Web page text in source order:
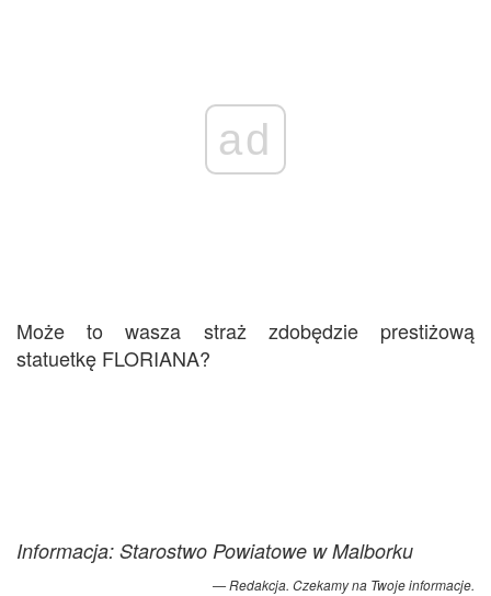
ad
Może to wasza straż zdobędzie prestiżową
statuetkę FLORIANA?
Informacja: Starostwo Powiatowe w Malborku
Redakcja. Czekamy na Twoje informacje.